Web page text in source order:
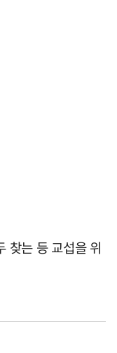
찾는 등 교섭을 위